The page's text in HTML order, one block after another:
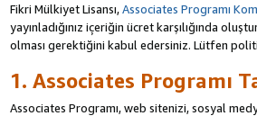
Fikri Mülkiyet Lisansı,Associates Programı
yayınladığınız içeriğin ücret karşılığında
olması gerektiğini kabul edersiniz. Lütfen
1. Associates Programı
Associates Programı, web sitenizi, sosyal